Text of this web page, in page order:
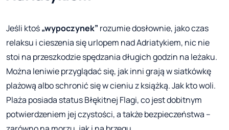
Jeśli ktoś„wypoczynek” rozumie dosłownie, jako czas
relaksu i cieszenia się urlopem nad Adriatykiem, nic nie
stoi na przeszkodzie spędzania długich godzin na leżaku.
Można leniwie przyglądać się, jak inni grają w siatkówkę
plażową albo schronić się w cieniu z książką. Jak kto woli.
Plaża posiada status Błękitnej Flagi, co jest dobitnym
potwierdzeniem jej czystości, a także bezpieczeństwa –